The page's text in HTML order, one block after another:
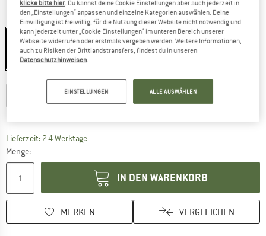
Farbe:Black
22%
M
Lieferzeit: 2-4 WerktageDer Link öffnet sich in einer Infobox und
Menge:
IN DEN WARENKORB
MERKEN VERGLEICHEN
klicke bitte hier . Du kannst deine Cookie Einstellungen aber auch jederzeit in
den „Einstellungen“ anpassen und einzelne Kategorien auswählen. Deine
Einwilligung ist freiwillig, für die Nutzung dieser Website nicht notwendig und
kann jederzeit unter „Cookie Einstellungen“ im unteren Bereich unserer
Webseite widerrufen oder erstmals vergeben werden. Weitere Informationen,
auch zu Risiken der Drittlandstransfers, findest du in unseren
Datenschutzhinweisen
EINSTELLUNGEN ALLE AUSWÄHLEN